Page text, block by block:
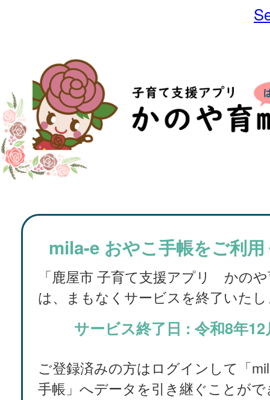
mila-e おやこ手帳をご利
「鹿屋市 子育て支援アプリ かの
は、まもなくサービスを終了いた
サービス終了日 : 令和8年12
ご登録済みの方はログインして「
手帳」へデータを引き継ぐことが